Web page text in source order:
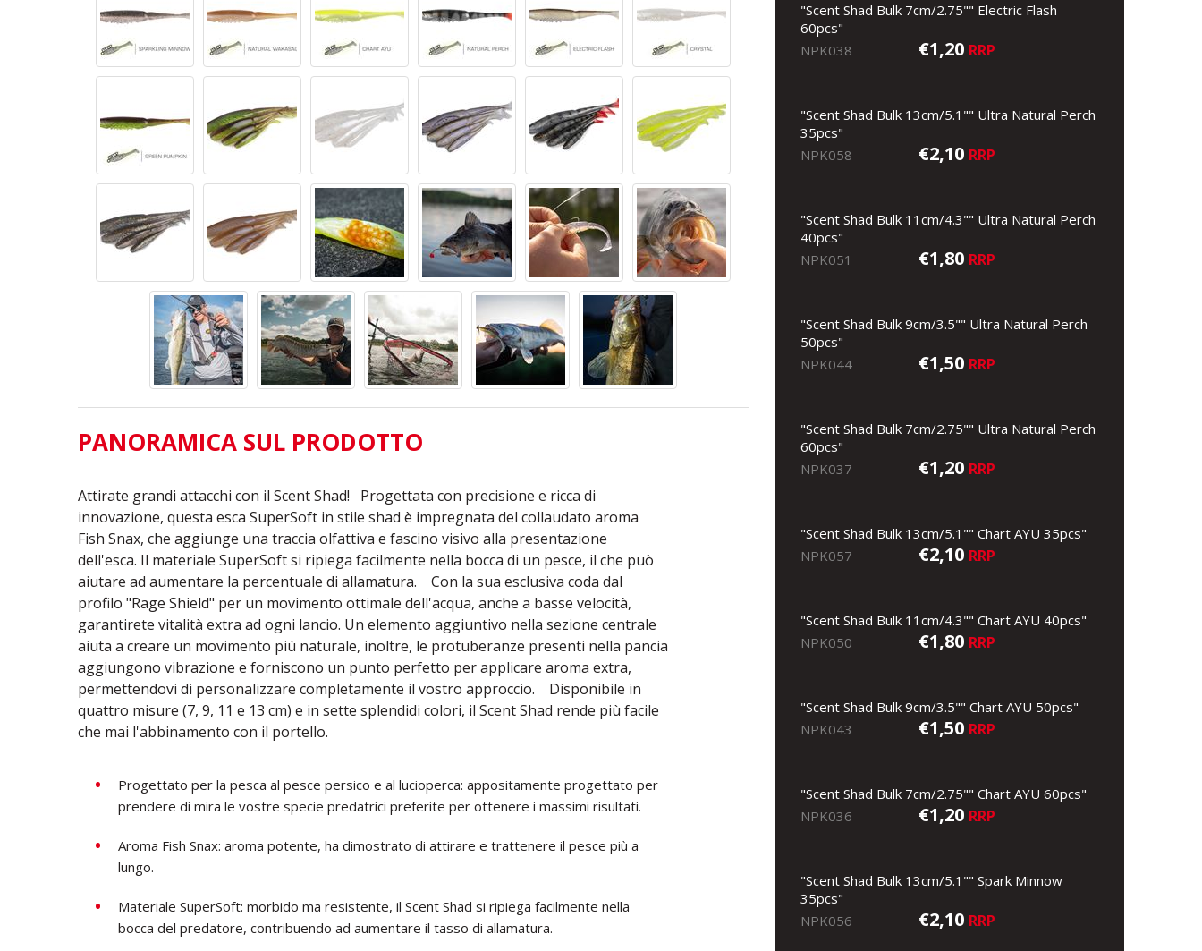
PANORAMICA SUL PRODOTTO
Attirate grandi attacchi con il Scent Shad! Progettata con precisione e ricca di
innovazione, questa esca SuperSoft in stile shad è impregnata del collaudato aroma
Fish Snax, che aggiunge una traccia olfattiva e fascino visivo alla presentazione
dell'esca. Il materiale SuperSoft si ripiega facilmente nella bocca di un pesce, il che può
aiutare ad aumentare la percentuale di allamatura. Con la sua esclusiva coda dal
profilo "Rage Shield" per un movimento ottimale dell'acqua, anche a basse velocità,
garantirete vitalità extra ad ogni lancio. Un elemento aggiuntivo nella sezione centrale
aiuta a creare un movimento più naturale, inoltre, le protuberanze presenti nella pancia
aggiungono vibrazione e forniscono un punto perfetto per applicare aroma extra,
permettendovi di personalizzare completamente il vostro approccio. Disponibile in
quattro misure (7, 9, 11 e 13 cm) e in sette splendidi colori, il Scent Shad rende più facile
che mai l'abbinamento con il portello.
Progettato per la pesca al pesce persico e al lucioperca: appositamente progettato per
prendere di mira le vostre specie predatrici preferite per ottenere i massimi risultati.
Aroma Fish Snax: aroma potente, ha dimostrato di attirare e trattenere il pesce più a
lungo.
Materiale SuperSoft: morbido ma resistente, il Scent Shad si ripiega facilmente nella
bocca del predatore, contribuendo ad aumentare il tasso di allamatura.
"Scent Shad Bulk 7cm/2.75"" Electric Flash
60pcs"
NPK038
€1,20 RRP
"Scent Shad Bulk 13cm/5.1"" Ultra Natural Perch
35pcs"
NPK058
€2,10 RRP
"Scent Shad Bulk 11cm/4.3"" Ultra Natural Perch
40pcs"
NPK051
€1,80 RRP
"Scent Shad Bulk 9cm/3.5"" Ultra Natural Perch
50pcs"
NPK044
€1,50 RRP
"Scent Shad Bulk 7cm/2.75"" Ultra Natural Perch
60pcs"
NPK037
€1,20 RRP
"Scent Shad Bulk 13cm/5.1"" Chart AYU 35pcs"
NPK057
€2,10 RRP
"Scent Shad Bulk 11cm/4.3"" Chart AYU 40pcs"
NPK050
€1,80 RRP
"Scent Shad Bulk 9cm/3.5"" Chart AYU 50pcs"
NPK043
€1,50 RRP
"Scent Shad Bulk 7cm/2.75"" Chart AYU 60pcs"
NPK036
€1,20 RRP
"Scent Shad Bulk 13cm/5.1"" Spark Minnow
35pcs"
NPK056
€2,10 RRP